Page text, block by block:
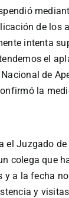
de los
intenta
el
de
la
el Juzgado
colega que
y a la fecha
y